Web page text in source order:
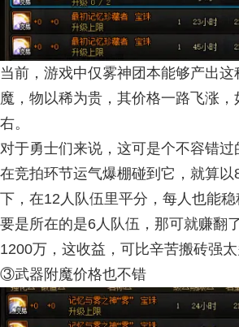
当前，游戏中仅雾神团本能够产出
魔，物以稀为贵，其价格一路飞涨
右。
对于勇士们来说，这可是个不容错
在竞拍环节运气爆棚碰到它，就算以
下，在12人队伍里平分，每人也能稳
要是所在的是6人队伍，那可就赚翻
1200万，这收益，可比辛苦搬砖强
③武器附魔价格也不错